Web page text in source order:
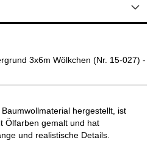
3x6m Wölkchen (Nr. 15-027) -
hergestellt, ist
Ölfarben gemalt und hat
und realistische Details.